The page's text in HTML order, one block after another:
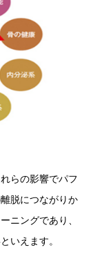
らの影響でパフ
脱につながりか
ニングであり、
いえます。